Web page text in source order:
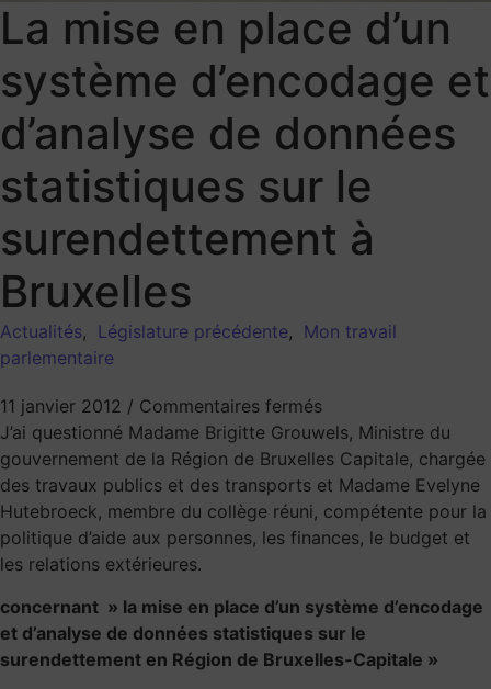
La mise en place d’un
système d’encodage et
d’analyse de données
statistiques sur le
surendettement à
Bruxelles
Actualités, Législature précédente, Mon travail
parlementaire
11 janvier 2012 / Commentaires fermés
J’ai questionné Madame Brigitte Grouwels, Ministre du
gouvernement de la Région de Bruxelles Capitale, chargée
des travaux publics et des transports et Madame Evelyne
Hutebroeck, membre du collège réuni, compétente pour la
politique d’aide aux personnes, les finances, le budget et
les relations extérieures.
concernant » la mise en place d’un système d’encodage
et d’analyse de données statistiques sur le
surendettement en Région de Bruxelles-Capitale »